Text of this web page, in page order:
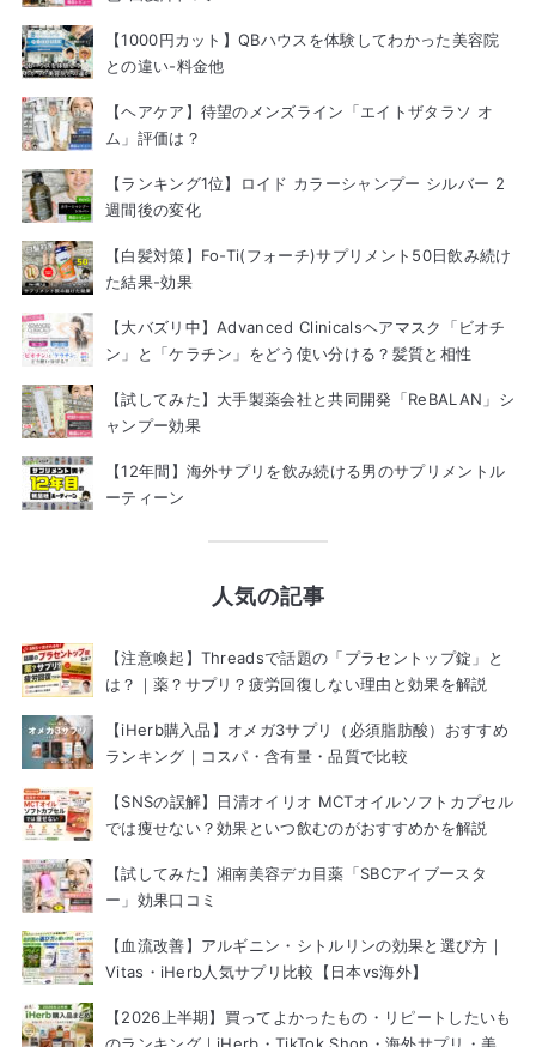
【1000円カット】QBハウスを体験してわかった美容院
との違い-料金他
【ヘアケア】待望のメンズライン「エイトザタラソ オ
ム」評価は？
【ランキング1位】ロイド カラーシャンプー シルバー 2
週間後の変化
【白髪対策】Fo-Ti(フォーチ)サプリメント50日飲み続け
た結果-効果
【大バズリ中】Advanced Clinicalsヘアマスク「ビオチ
ン」と「ケラチン」をどう使い分ける？髪質と相性
【試してみた】大手製薬会社と共同開発「ReBALAN」シ
ャンプー効果
【12年間】海外サプリを飲み続ける男のサプリメントル
ーティーン
人気の記事
【注意喚起】Threadsで話題の「プラセントップ錠」と
は？｜薬？サプリ？疲労回復しない理由と効果を解説
【iHerb購入品】オメガ3サプリ（必須脂肪酸）おすすめ
ランキング｜コスパ・含有量・品質で比較
【SNSの誤解】日清オイリオ MCTオイルソフトカプセル
では痩せない？効果といつ飲むのがおすすめかを解説
【試してみた】湘南美容デカ目薬「SBCアイブースタ
ー」効果口コミ
【血流改善】アルギニン・シトルリンの効果と選び方｜
Vitas・iHerb人気サプリ比較【日本vs海外】
【2026上半期】買ってよかったもの・リピートしたいも
のランキング｜iHerb・TikTok Shop・海外サプリ・美